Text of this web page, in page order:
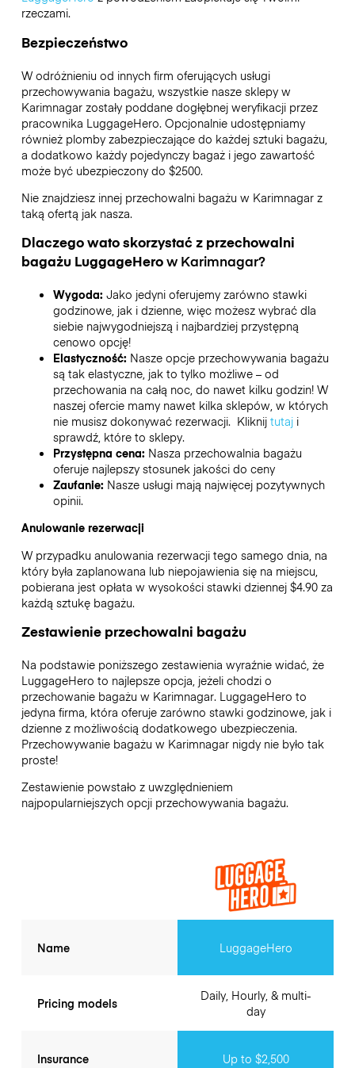
rzeczami.
Bezpieczeństwo
W odróżnieniu od innych firm oferujących usługi
przechowywania bagażu, wszystkie nasze sklepy w
Karimnagarzostały poddane dogłębnej weryfikacji przez
pracownika LuggageHero. Opcjonalnie udostępniamy
również plomby zabezpieczające do każdej sztuki bagażu,
a dodatkowo każdy pojedynczy bagaż i jego zawartość
może być ubezpieczony do $2500.
Nie znajdziesz innej przechowalni bagażu w Karimnagarz
taką ofertą jak nasza.
Dlaczego wato skorzystać z przechowalni
bagażu LuggageHerow Karimnagar?
Wygoda: Jako jedyni oferujemy zarówno stawki
godzinowe, jak i dzienne, więc możesz wybrać dla
siebie najwygodniejszą i najbardziej przystępną
cenowo opcję!
Elastyczność: Nasze opcje przechowywania bagażu
są tak elastyczne, jak to tylko możliwe – od
przechowania na całą noc, do nawet kilku godzin! W
naszej ofercie mamy nawet kilka sklepów, w których
nie musisz dokonywać rezerwacji. Kliknij tutaji
sprawdź, które to sklepy.
Przystępna cena: Nasza przechowalnia bagażu
oferuje najlepszy stosunek jakości do ceny
Zaufanie: Nasze usługi mają najwięcej pozytywnych
opinii.
Anulowanie rezerwacji
W przypadku anulowania rezerwacji tego samego dnia, na
który była zaplanowana lub niepojawienia się na miejscu,
pobierana jest opłata w wysokości stawki dziennej $4.90 za
każdą sztukę bagażu.
Zestawienie przechowalni bagażu
Na podstawie poniższego zestawienia wyraźnie widać, że
LuggageHero to najlepsze opcja, jeżeli chodzi o
przechowanie bagażu w Karimnagar. LuggageHero to
jedyna firma, która oferuje zarówno stawki godzinowe, jak i
dzienne z możliwością dodatkowego ubezpieczenia.
Przechowywanie bagażu w Karimnagarnigdy nie było tak
proste!
Zestawienie powstało z uwzględnieniem
najpopularniejszych opcji przechowywania bagażu.
Name
Pricing models
Insurance
LuggageHero
Daily, Hourly, & multi-
day
Up to $2,500